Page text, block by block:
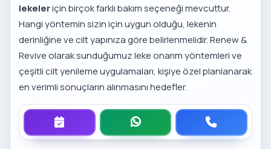
lekeleriçin birçok farklı bakım seçeneği mevcuttur.
Hangi yöntemin sizin için uygun olduğu, lekenin
derinliğine ve cilt yapınıza göre belirlenmelidir. Renew &
Revive olarak sunduğumuzleke onarım yöntemlerive
çeşitlicilt yenileme uygulamaları, kişiye özel planlanarak
en verimli sonuçların alınmasını hedefler.